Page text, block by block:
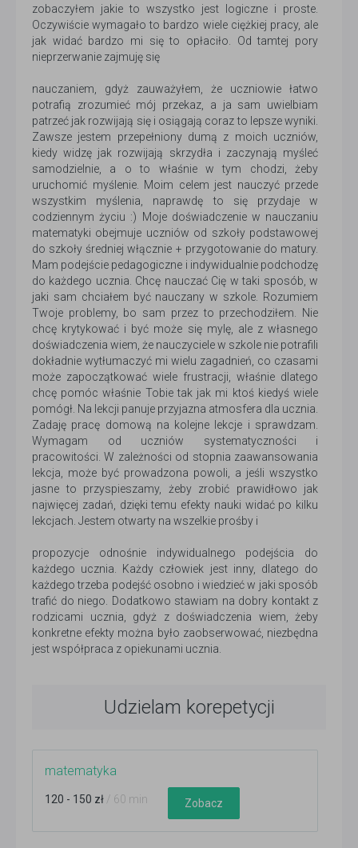
zobaczyłem jakie to wszystko jest logiczne i proste.
Oczywiście wymagało to bardzo wiele ciężkiej pracy, ale
jak widać bardzo mi się to opłaciło. Od tamtej pory
nieprzerwanie zajmuję się
nauczaniem, gdyż zauważyłem, że uczniowie łatwo
potrafią zrozumieć mój przekaz, a ja sam uwielbiam
patrzeć jak rozwijają się i osiągają coraz to lepsze wyniki.
Zawsze jestem przepełniony dumą z moich uczniów,
kiedy widzę jak rozwijają skrzydła i zaczynają myśleć
samodzielnie, a o to właśnie w tym chodzi, żeby
uruchomić myślenie. Moim celem jest nauczyć przede
wszystkim myślenia, naprawdę to się przydaje w
codziennym życiu :) Moje doświadczenie w nauczaniu
matematyki obejmuje uczniów od szkoły podstawowej
do szkoły średniej włącznie + przygotowanie do matury.
Mam podejście pedagogiczne i indywidualnie podchodzę
do każdego ucznia. Chcę nauczać Cię w taki sposób, w
jaki sam chciałem być nauczany w szkole. Rozumiem
Twoje problemy, bo sam przez to przechodziłem. Nie
chcę krytykować i być może się mylę, ale z własnego
doświadczenia wiem, że nauczyciele w szkole nie potrafili
dokładnie wytłumaczyć mi wielu zagadnień, co czasami
może zapoczątkować wiele frustracji, właśnie dlatego
chcę pomóc właśnie Tobie tak jak mi ktoś kiedyś wiele
pomógł. Na lekcji panuje przyjazna atmosfera dla ucznia.
Zadaję pracę domową na kolejne lekcje i sprawdzam.
Wymagam od uczniów systematyczności i
pracowitości. W zależności od stopnia zaawansowania
lekcja, może być prowadzona powoli, a jeśli wszystko
jasne to przyspieszamy, żeby zrobić prawidłowo jak
najwięcej zadań, dzięki temu efekty nauki widać po kilku
lekcjach. Jestem otwarty na wszelkie prośby i
propozycje odnośnie indywidualnego podejścia do
każdego ucznia. Każdy człowiek jest inny, dlatego do
każdego trzeba podejść osobno i wiedzieć w jaki sposób
trafić do niego. Dodatkowo stawiam na dobry kontakt z
rodzicami ucznia, gdyż z doświadczenia wiem, żeby
konkretne efekty można było zaobserwować, niezbędna
jest współpraca z opiekunami ucznia.
Udzielam korepetycji
matematyka
120 - 150 zł / 60 min Zobacz